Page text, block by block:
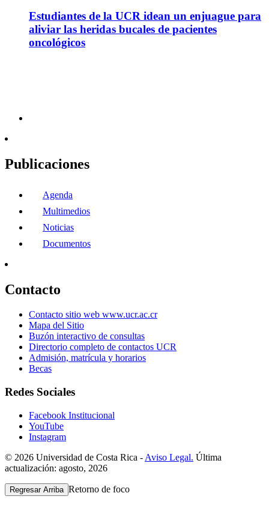
Estudiantes de la UCR idean un enjuague para
aliviar las heridas bucales de pacientes
oncológicos
Publicaciones
Agenda
Multimedios
Noticias
Documentos
Contacto
Contacto sitio web www.ucr.ac.cr
Mapa del Sitio
Buzón interactivo de consultas
Directorio completo de contactos UCR
Admisión, matrícula y horarios
Becas
Redes Sociales
Facebook Institucional
YouTube
Instagram
© 2026 Universidad de Costa Rica - Aviso Legal. Última
actualización: agosto, 2026
Regresar Arriba Retorno de foco